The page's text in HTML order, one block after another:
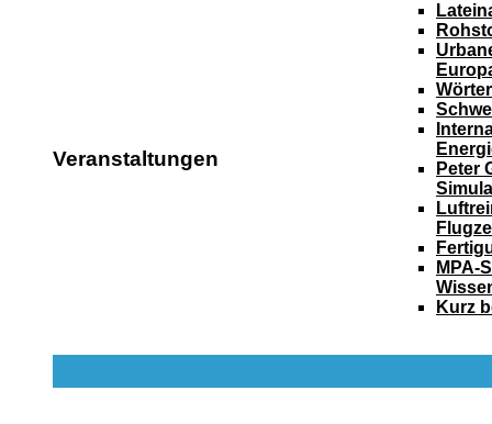
Veranstaltungen
Peter
MPA-
Kurz